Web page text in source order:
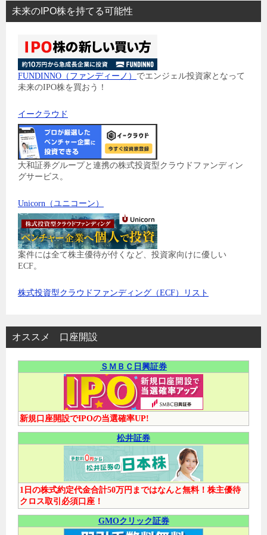
未来のIPO株を持てる可能性
FUNDINNO（ファンディーノ） でエンジェル投資家となって
未来のIPO株を買おう！
イークラウド
大和証券グループと連携の株式投資型クラウドファンディン
グサービス。
Unicorn（ユニコーン）
案件には全て株主優待が付くなど、投資家向けに優しい
ECF。
株式投資型クラウドファンディング（ECF）リスト
オススメ 口座開設
ＳＭＢＣ日興証券
新規口座開設でIPOの当選確率UP!
松井証券
1日の株式約定代金合計50万円まではなんと無料！株主優待
クロス取引必須口座！
GMOクリック証券